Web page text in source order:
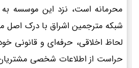
محرمانه است، نزد این موسسه به
شبکه مترجمین اشراق با درک اصل
لحاظ اخلاقی، حرفه‌ای و قانونی
حراست از اطلاعات شخصی مشتریان